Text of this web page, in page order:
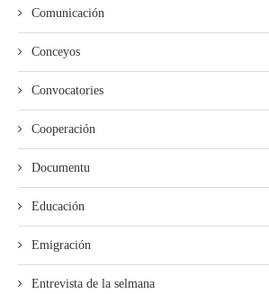
Comunicación
Conceyos
Convocatories
Cooperación
Documentu
Educación
Emigración
Entrevista de la selmana